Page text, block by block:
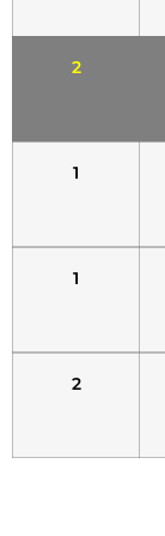
2
1
1
2